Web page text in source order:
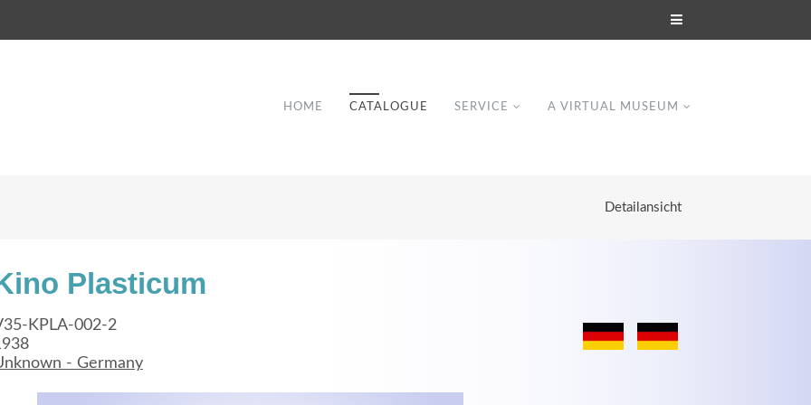
HOME CATALOGUE SERVICE A VIRTUAL MUSEUM
Detailansicht
Plasticum
KPLA-002-2
- Germany
adipiscing elit. Aenean commodo ligula eget
dolor.
Lorem ipsum dolor sit amet, consectetuer